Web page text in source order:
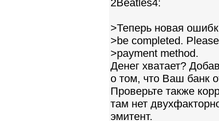
2Beatles4:
>Теперь новая
>be completed.
>payment method.
Денег хватает?
о том, что Ваш банк
Проверьте также
там нет
эмитент.